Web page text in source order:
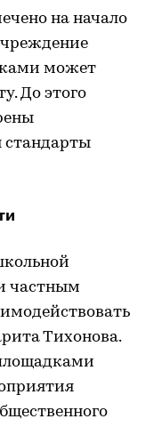
на начало
может
До этого
стандарты
частным
Тихонова.